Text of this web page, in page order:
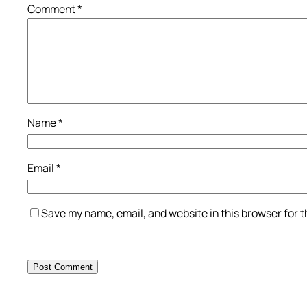
Comment*
Name*
Email*
Save my name, email, and website in this browser for